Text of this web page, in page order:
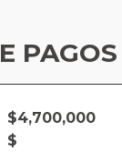
PAGOS
$4,700,000
$